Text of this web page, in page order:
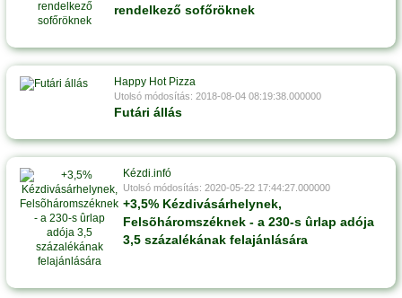
rendelkező sofőröknek
Happy Hot Pizza
Utolsó módosítás: 2018-08-04 08:19:38.000000
Futári állás
Kézdi.infó
Utolsó módosítás: 2020-05-22 17:44:27.000000
+3,5% Kézdivásárhelynek,
Felsõháromszéknek - a 230-s ûrlap adója
3,5 százalékának felajánlására